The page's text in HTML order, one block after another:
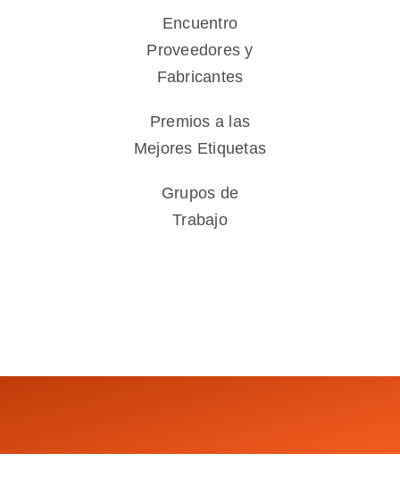
Encuentro
Proveedores y
Fabricantes
Premios a las
Mejores Etiquetas
Grupos de
Trabajo